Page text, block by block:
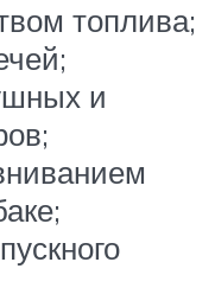
топлива;
и